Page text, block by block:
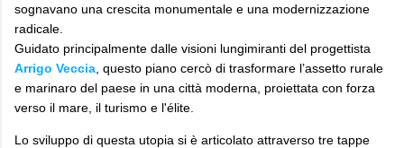
sognavano una crescita monumentale e una modernizzazione
radicale.
Guidato principalmente dalle visioni lungimiranti del progettista
Arrigo Veccia , questo piano cercò di trasformare l’assetto rurale
e marinaro del paese in una città moderna, proiettata con forza
verso il mare, il turismo e l'élite.
Lo sviluppo di questa utopia si è articolato attraverso tre tappe